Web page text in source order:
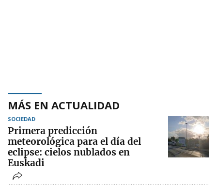
MÁS EN ACTUALIDAD
SOCIEDAD
Primera predicción
meteorológica para el día del
eclipse: cielos nublados en
Euskadi